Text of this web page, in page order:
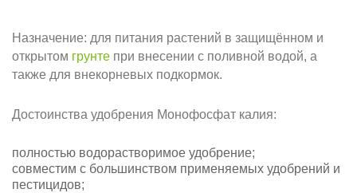
Назначение: для питания растений в защищённом и
открытом грунте при внесении с поливной водой, а
также для внекорневых подкормок.
Достоинства удобрения Монофосфат калия:
полностью водорастворимое удобрение;
совместим с большинством применяемых удобрений и
пестицидов;